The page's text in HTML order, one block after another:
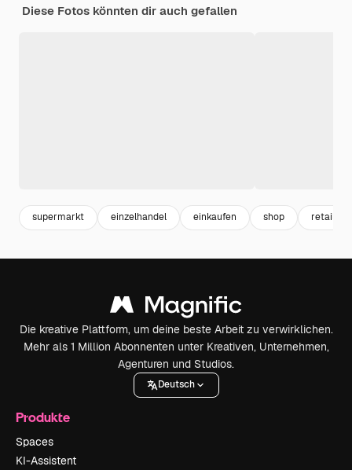
Diese Fotos könnten dir auch gefallen
supermarkt einzelhandel einkaufen shop retail
Die kreative Plattform, um deine beste Arbeit zu verwirklichen.
Mehr als 1 Million Abonnenten unter Kreativen, Unternehmen,
Agenturen und Studios.
Deutsch
Produkte
Spaces
KI-Assistent